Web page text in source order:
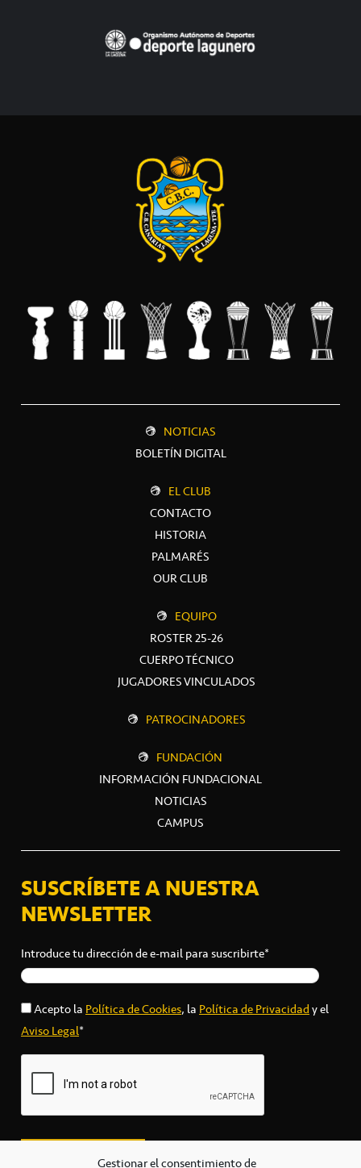
Gestionar el consentimiento de
NOTICIAS
BOLETÍN DIGITAL
EL CLUB
CONTACTO
HISTORIA
PALMARÉS
OUR CLUB
EQUIPO
ROSTER 25-26
CUERPO TÉCNICO
JUGADORES VINCULADOS
PATROCINADORES
FUNDACIÓN
INFORMACIÓN FUNDACIONAL
NOTICIAS
CAMPUS
SUSCRÍBETE A NUESTRA
NEWSLETTER
Introduce tu dirección de e-mail para suscribirte*
Acepto laPolítica de Cookies, laPolítica de Privacidady el
Aviso Legal*